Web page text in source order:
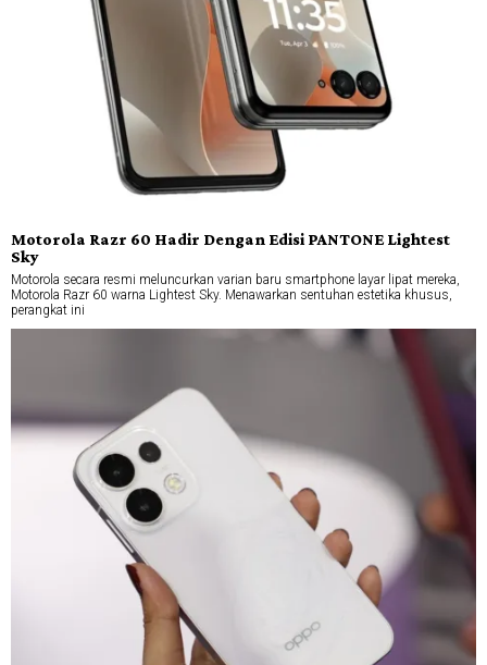
Motorola Razr 60 Hadir Dengan Edisi PANTONE Lightest
Sky
Motorola secara resmi meluncurkan varian baru smartphone layar lipat mereka,
Motorola Razr 60 warna Lightest Sky. Menawarkan sentuhan estetika khusus,
perangkat ini